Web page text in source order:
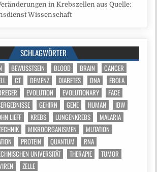
in Krebszellen aus Quelle:
Wissenschaft
SCHLAGWÖRTER
BEWUSSTSEIN BLOOD BRAIN
CANCER
CT DEMENZ DIABETES DNA
EBOLA
EVOLUTION EVOLUTIONARY
FACE
GEHIRN GENE HUMAN
IDW
LIEFF KREBS LUNGENKREBS
MALARIA
MIKROORGANISMEN
MUTATION
PROTEIN QUANTUM
RNA
UNIVERSITÄT THERAPIE
TUMOR
ZELLE